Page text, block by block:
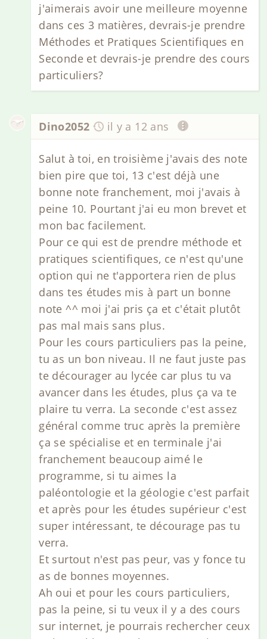
j'aimerais avoir une meilleure moyenne
dans ces 3 matières, devrais-je prendre
Méthodes et Pratiques Scientifiques en
Seconde et devrais-je prendre des cours
particuliers?
Dino2052 il y a 12 ans
Salut à toi, en troisième j'avais des note
bien pire que toi, 13 c'est déjà une
bonne note franchement, moi j'avais à
peine 10. Pourtant j'ai eu mon brevet et
mon bac facilement.
Pour ce qui est de prendre méthode et
pratiques scientifiques, ce n'est qu'une
option qui ne t'apportera rien de plus
dans tes études mis à part un bonne
note ^^ moi j'ai pris ça et c'était plutôt
pas mal mais sans plus.
Pour les cours particuliers pas la peine,
tu as un bon niveau. Il ne faut juste pas
te décourager au lycée car plus tu va
avancer dans les études, plus ça va te
plaire tu verra. La seconde c'est assez
général comme truc après la première
ça se spécialise et en terminale j'ai
franchement beaucoup aimé le
programme, si tu aimes la
paléontologie et la géologie c'est parfait
et après pour les études supérieur c'est
super intéressant, te décourage pas tu
verra.
Et surtout n'est pas peur, vas y fonce tu
as de bonnes moyennes.
Ah oui et pour les cours particuliers,
pas la peine, si tu veux il y a des cours
sur internet, je pourrais rechercher ceux